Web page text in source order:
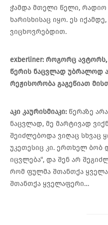
ჭამდა მთელი წელი, რადიო
ხარისხისაც იყო. ეს
ვიცხოვრებდით.
exberliner: როგორც ავტორს,
წერის ნაცვლად უბრალოდ
რეჟისორობა გაგეწიათ
აკი კაურისმიაკი: წერაზე
ნაცვლად, მე მარტივად
შეიძლებოდა ვიღაც სხვაც
უკეთესიც კი. ერთხელ ბობ
იცვლება“, და შენ არ
რომ ფულმა შთანთქა
შთანთქა ყველაფერი…